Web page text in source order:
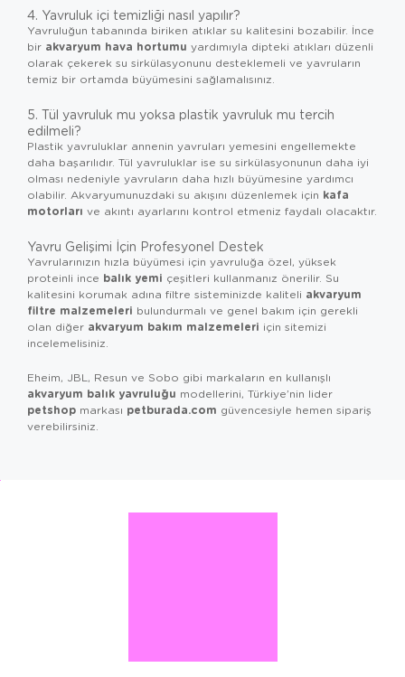
4. Yavruluk içi temizliği nasıl yapılır?
Yavruluğun tabanında biriken atıklar su kalitesini bozabilir. İnce
bir akvaryum hava hortumu yardımıyla dipteki atıkları düzenli
olarak çekerek su sirkülasyonunu desteklemeli ve yavruların
temiz bir ortamda büyümesini sağlamalısınız.
5. Tül yavruluk mu yoksa plastik yavruluk mu tercih
edilmeli?
Plastik yavruluklar annenin yavruları yemesini engellemekte
daha başarılıdır. Tül yavruluklar ise su sirkülasyonunun daha iyi
olması nedeniyle yavruların daha hızlı büyümesine yardımcı
olabilir. Akvaryumunuzdaki su akışını düzenlemek için kafa
motorları ve akıntı ayarlarını kontrol etmeniz faydalı olacaktır.
Yavru Gelişimi İçin Profesyonel Destek
Yavrularınızın hızla büyümesi için yavruluğa özel, yüksek
proteinli ince balık yemi çeşitleri kullanmanız önerilir. Su
kalitesini korumak adına filtre sisteminizde kaliteli akvaryum
filtre malzemeleri bulundurmalı ve genel bakım için gerekli
olan diğer akvaryum bakım malzemeleri için sitemizi
incelemelisiniz.
Eheim, JBL, Resun ve Sobo gibi markaların en kullanışlı
akvaryum balık yavruluğu modellerini, Türkiye’nin lider
petshop markası petburada.com güvencesiyle hemen sipariş
verebilirsiniz.